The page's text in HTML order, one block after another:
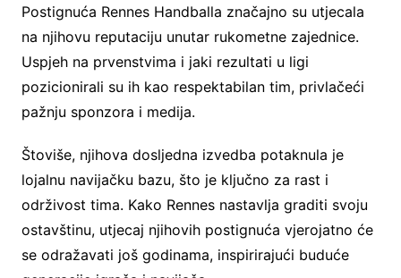
Postignuća Rennes Handballa značajno su utjecala
na njihovu reputaciju unutar rukometne zajednice.
Uspjeh na prvenstvima i jaki rezultati u ligi
pozicionirali su ih kao respektabilan tim, privlačeći
pažnju sponzora i medija.
Štoviše, njihova dosljedna izvedba potaknula je
lojalnu navijačku bazu, što je ključno za rast i
održivost tima. Kako Rennes nastavlja graditi svoju
ostavštinu, utjecaj njihovih postignuća vjerojatno će
se odražavati još godinama, inspirirajući buduće